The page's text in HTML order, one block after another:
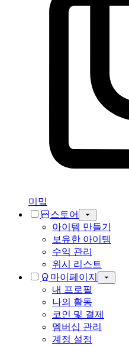
미밐
스토어
아이템 만들기
보유한 아이템
수익 관리
위시 리스트
마이페이지
내 프로필
나의 활동
코인 및 결제
멤버십 관리
계정 설정